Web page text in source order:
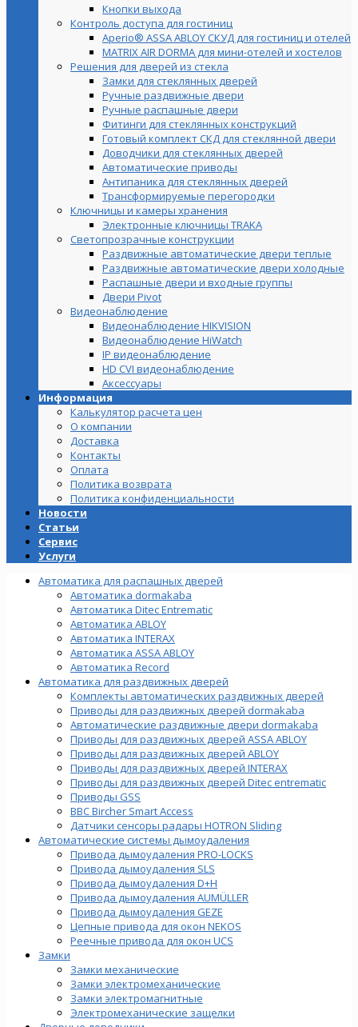
Кнопки выхода
Контроль доступа для гостиниц
Aperio® ASSA ABLOY СКУД для гостиниц и отелей
MATRIX AIR DORMA для мини-отелей и хостелов
Решения для дверей из стекла
Замки для стеклянных дверей
Ручные раздвижные двери
Ручные распашные двери
Фитинги для стеклянных конструкций
Готовый комплект СКД для стеклянной двери
Доводчики для стеклянных дверей
Автоматические приводы
Антипаника для стеклянных дверей
Трансформируемые перегородки
Ключницы и камеры хранения
Электронные ключницы TRAKA
Светопрозрачные конструкции
Раздвижные автоматические двери теплые
Раздвижные автоматические двери холодные
Распашные двери и входные группы
Двери Pivot
Видеонаблюдение
Видеонаблюдение HIKVISION
Видеонаблюдение HiWatch
IP видеонаблюдение
HD CVI видеонаблюдение
Аксессуары
Информация
Калькулятор расчета цен
О компании
Доставка
Контакты
Оплата
Политика возврата
Политика конфиденциальности
Новости
Статьи
Сервис
Услуги
Автоматика для распашных дверей
Автоматика dormakaba
Автоматика Ditec Entrematic
Автоматика ABLOY
Автоматика INTERAX
Автоматика ASSA ABLOY
Автоматика Record
Автоматика для раздвижных дверей
Комплекты автоматических раздвижных дверей
Приводы для раздвижных дверей dormakaba
Автоматические раздвижные двери dormakaba
Приводы для раздвижных дверей ASSA ABLOY
Приводы для раздвижных дверей ABLOY
Приводы для раздвижных дверей INTERAX
Приводы для раздвижных дверей Ditec entrematic
Приводы GSS
BBC Bircher Smart Access
Датчики сенсоры радары HOTRON Sliding
Автоматические системы дымоудаления
Привода дымоудаления PRO-LOCKS
Привода дымоудаления SLS
Привода дымоудаления D+H
Привода дымоудаления AUMÜLLER
Привода дымоудаления GEZE
Цепные привода для окон NEKOS
Реечные привода для окон UСS
Замки
Замки механические
Замки электромеханические
Замки электромагнитные
Электромеханические защелки